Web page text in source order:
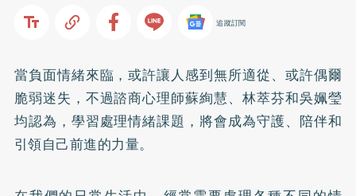
追蹤訂閱
當負面情緒來臨，或許讓人感到無所適從、或許偶爾
脆弱迷失，不過諮商心理師蘇絢慧、林萃芬和吳姵瑩
均認為，學習處理情緒課題，將會成為守護、陪伴和
引領自己前進的力量。